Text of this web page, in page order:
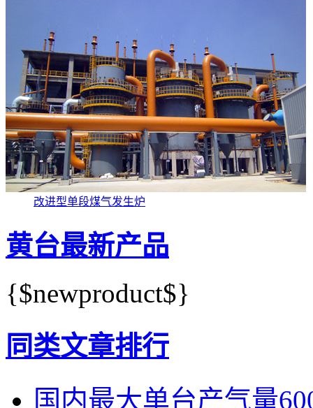
改进型单段煤气发生炉
黄台最新产品
{$newproduct$}
同类文章排行
国内最大单台产气量